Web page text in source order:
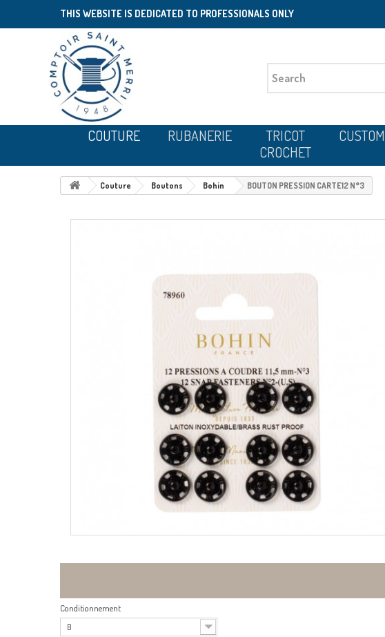
THIS WEBSITE IS DEDICATED TO PROFESSIONALS ONLY
COUTURE RUBANERIE
TRICOT
CROCHET
Couture Boutons Bohin BOUTON PRESSION CARTE12 N°3
Conditionnement
B